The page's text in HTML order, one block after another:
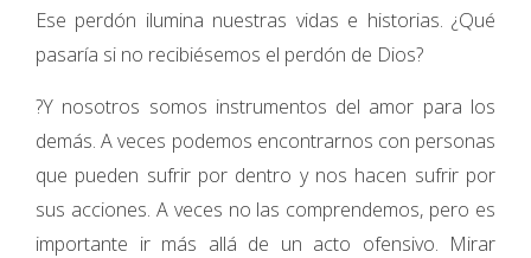
Ese perdón ilumina nuestras vidas e historias. ¿Qué
pasaría si no recibiésemos el perdón de Dios?
?Y nosotros somos instrumentos del amor para los
demás. A veces podemos encontrarnos con personas
que pueden sufrir por dentro y nos hacen sufrir por
sus acciones. A veces no las comprendemos, pero es
importante ir más allá de un acto ofensivo. Mirar